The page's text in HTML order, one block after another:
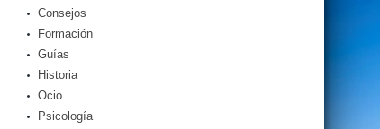
Consejos
Formación
Guías
Historia
Ocio
Psicología